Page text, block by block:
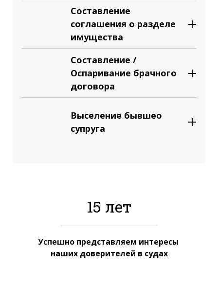
Составление
соглашения о разделе
имущества
Составление /
Оспаривание брачного
договора
Выселение бывшео
супруга
15 лет
Успешно представляем интересы
наших доверителей в судах